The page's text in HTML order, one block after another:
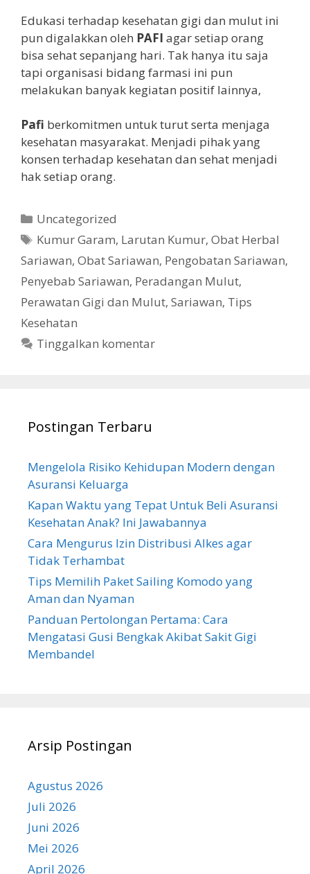
Edukasi terhadap kesehatan gigi dan mulut ini
pun digalakkan oleh PAFI agar setiap orang
bisa sehat sepanjang hari. Tak hanya itu saja
tapi organisasi bidang farmasi ini pun
melakukan banyak kegiatan positif lainnya,
Pafi berkomitmen untuk turut serta menjaga
kesehatan masyarakat. Menjadi pihak yang
konsen terhadap kesehatan dan sehat menjadi
hak setiap orang.
Kategori
Uncategorized
Tag
Kumur Garam, Larutan Kumur,Obat Herbal
Sariawan, Obat Sariawan, Pengobatan Sariawan,
Penyebab Sariawan, Peradangan Mulut,
Perawatan Gigi dan Mulut, Sariawan, Tips
Kesehatan
Tinggalkan komentar
Postingan Terbaru
Mengelola Risiko Kehidupan Modern dengan
Asuransi Keluarga
Kapan Waktu yang Tepat Untuk Beli Asuransi
Kesehatan Anak? Ini Jawabannya
Cara Mengurus Izin Distribusi Alkes agar
Tidak Terhambat
Tips Memilih Paket Sailing Komodo yang
Aman dan Nyaman
Panduan Pertolongan Pertama: Cara
Mengatasi Gusi Bengkak Akibat Sakit Gigi
Membandel
Arsip Postingan
Agustus 2026
Juli 2026
Juni 2026
Mei 2026
April 2026